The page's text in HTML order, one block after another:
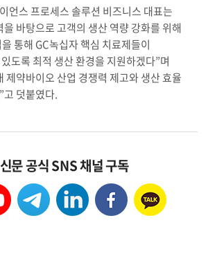
언스 프로세스 솔루션 비즈니스 대표는
바탕으로 고객의 생산 역량 강화를 위해
통해 GC녹십자 핵심 치료제들이
도록 최적 생산 환경을 지원하겠다”며
제약바이오 산업 경쟁력 제고와 생산 효율
고 덧붙였다.
문 공식 SNS 채널 구독